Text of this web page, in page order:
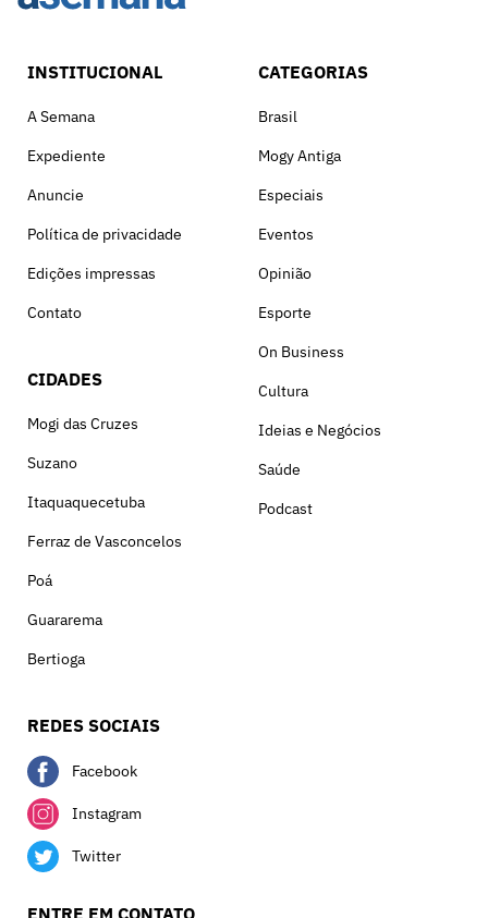
INSTITUCIONAL
A Semana
Expediente
Anuncie
Política de privacidade
Edições impressas
Contato
CIDADES
Mogi das Cruzes
Suzano
Itaquaquecetuba
Ferraz de Vasconcelos
Poá
Guararema
Bertioga
CATEGORIAS
Brasil
Mogy Antiga
Especiais
Eventos
Opinião
Esporte
On Business
Cultura
Ideias e Negócios
Saúde
Podcast
REDES SOCIAIS
Facebook
Instagram
Twitter